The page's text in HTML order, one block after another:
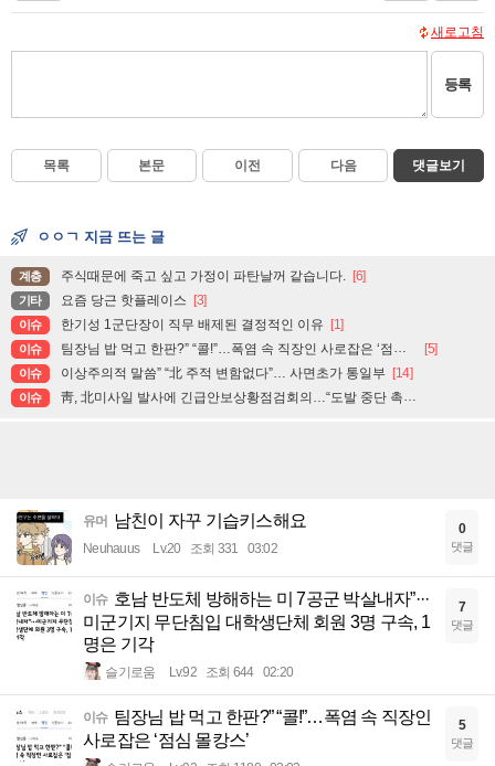
새로고침
등록
목록 본문 이전 다음 댓글보기
ㅇㅇㄱ 지금 뜨는 글
계층 주식때문에 죽고 싶고 가정이 파탄날꺼 같습니다. [6]
기타 요즘 당근 핫플레이스 [3]
이슈 한기성 1군단장이 직무 배제된 결정적인 이유 [1]
이슈 팀장님 밥 먹고 한판?” “콜!”…폭염 속 직장인 사로잡은 ‘점심 몰캉스’ [5]
이슈 이상주의적 말씀” “北 주적 변함없다”… 사면초가 통일부 [14]
이슈 靑, 北미사일 발사에 긴급안보상황점검회의…“도발 중단 촉구”
유머 남친이 자꾸 기습키스해요
Neuhauus Lv.20 조회 331 03:02
0
댓글
이슈 호남 반도체 방해하는 미 7공군 박살내자”···
미군기지 무단침입 대학생단체 회원 3명 구속, 1
명은 기각
슬기로움 Lv.92 조회 644 02:20
7
댓글
이슈 팀장님 밥 먹고 한판?” “콜!”…폭염 속 직장인
사로잡은 ‘점심 몰캉스’
5
댓글